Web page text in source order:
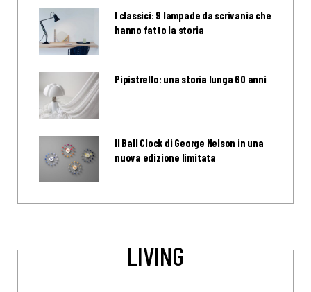
I classici: 9 lampade da scrivania che
hanno fatto la storia
Pipistrello: una storia lunga 60 anni
Il Ball Clock di George Nelson in una
nuova edizione limitata
LIVING